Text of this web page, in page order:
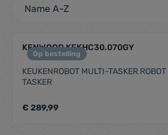
Op bestelling
KENWOOD KEKHC30.070GY
KEUKENROBOT MULTI-TASKER
TASKER
€ 289,99